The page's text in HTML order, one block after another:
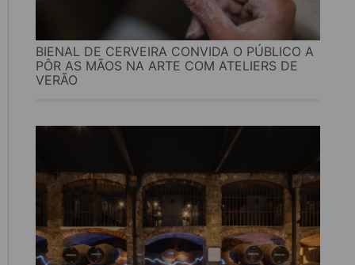
BIENAL DE CERVEIRA CONVIDA O PÚBLICO A
PÔR AS MÃOS NA ARTE COM ATELIERS DE
VERÃO